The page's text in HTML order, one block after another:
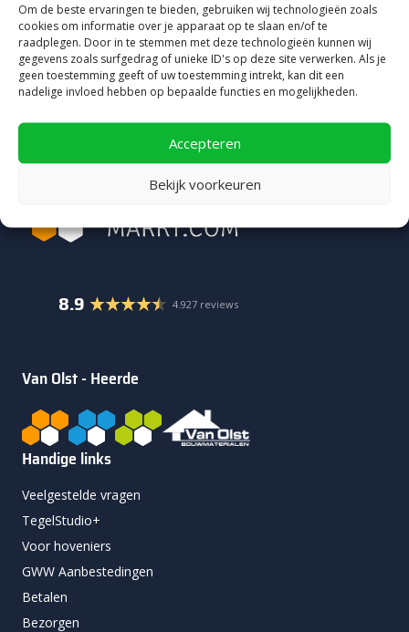
Om de beste ervaringen te bieden, gebruiken wij technologieën zoals
cookies om informatie over je apparaat op te slaan en/of te
raadplegen. Door in te stemmen met deze technologieën kunnen wij
gegevens zoals surfgedrag of unieke ID's op deze site verwerken. Als je
geen toestemming geeft of uw toestemming intrekt, kan dit een
nadelige invloed hebben op bepaalde functies en mogelijkheden.
Accepteren
Bekijk voorkeuren
8.9 4.927 reviews
Van Olst - Heerde
Handige links
Veelgestelde vragen
TegelStudio+
Voor hoveniers
GWW Aanbestedingen
Betalen
Bezorgen